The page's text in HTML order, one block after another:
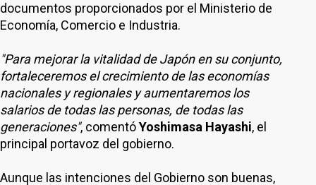
documentos proporcionados por el Ministerio de
Economía, Comercio e Industria.
"Para mejorar la vitalidad de Japón en su conjunto,
fortaleceremos el crecimiento de las economías
nacionales y regionales y aumentaremos los
salarios de todas las personas, de todas las
generaciones", comentóYoshimasa Hayashi, el
principal portavoz del gobierno.
Aunque las intenciones del Gobierno son buenas,